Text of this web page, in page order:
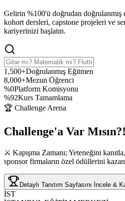
Gelirin %100'ü doğrudan doğrulanmış
kohort dersleri, capstone projeleri ve
kariyerinizi başlatın.
1,500+Doğrulanmış Eğitmen
8,000+Mezun Öğrenci
%0Platform Komisyonu
%92Kurs Tamamlama
🏆 Challenge Arena
Challenge'a Var Mısın?!
⚔️ Kapışma Zamanı; Yeteneğini
sponsor firmaların özel ödüllerini
Detaylı Tanıtım Sayfasını İncele &
İST